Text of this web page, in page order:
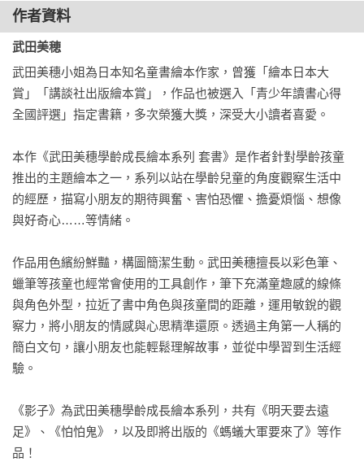
而躲起來的怕怕鬼是真的離開了嗎？
還是又躲在看不到的地方，等待著好機會想要嚇嚇膽小的我
呢？
【關於本書】
本書描繪幼童心中的恐慌與害怕的心情，明明是大人日常中常
例如害怕牆上像臉孔的污漬、不常進入的儲藏間、床底下的空
間、突然運轉的冰箱，老舊的家具，或是深夜搖晃的燈影……
等。
本書用童趣的塗鴉描繪孩童對恐懼的想像，並化身為實體的
「怕怕鬼」
而當孩童心中的不安感累積之後，便成為了「愛哭鬼」
透過哭泣宣洩恐懼的情緒，或是家長的安撫後才能入睡。
【關於作者】
賞」「講談社出版繪本賞」，作品也被選入「青少年讀書心得
全國評選」指定書籍，多次榮獲大獎，深受大小讀者喜愛。
作者資料
武田美穂
武田美穗小姐為日本知名童書繪本作家，曾獲「繪本日本大
賞」「講談社出版繪本賞」，作品也被選入「青少年讀書心得
全國評選」指定書籍，多次榮獲大獎，深受大小讀者喜愛。
本作《武田美穗學齡成長繪本系列 套書》是作者針對學齡孩童
推出的主題繪本之一，系列以站在學齡兒童的角度觀察生活中
的經歷，描寫小朋友的期待興奮、害怕恐懼、擔憂煩惱、想像
與好奇心……等情緒。
作品用色繽紛鮮豔，構圖簡潔生動。武田美穗擅長以彩色筆、
蠟筆等孩童也經常會使用的工具創作，筆下充滿童趣感的線條
與角色外型，拉近了書中角色與孩童間的距離，運用敏銳的觀
察力，將小朋友的情感與心思精準還原。透過主角第一人稱的
簡白文句，讓小朋友也能輕鬆理解故事，並從中學習到生活經
驗。
《影子》為武田美穗學齡成長繪本系列，共有《明天要去遠
足》、《怕怕鬼》，以及即將出版的《螞蟻大軍要來了》等作
品！